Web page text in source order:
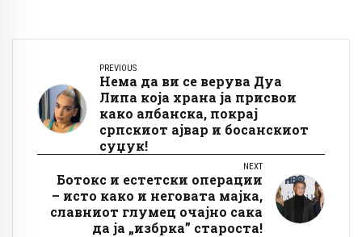
PREVIOUS
Нема да ви се верува Дуа
Липа која храна ја присвои
како албанска, покрај
српскиот ајвар и босанскиот
суџук!
NEXT
Ботокс и естетски операции
– исто како и неговата мајка,
славниот глумец очајно сака
да ја „избрка” староста!